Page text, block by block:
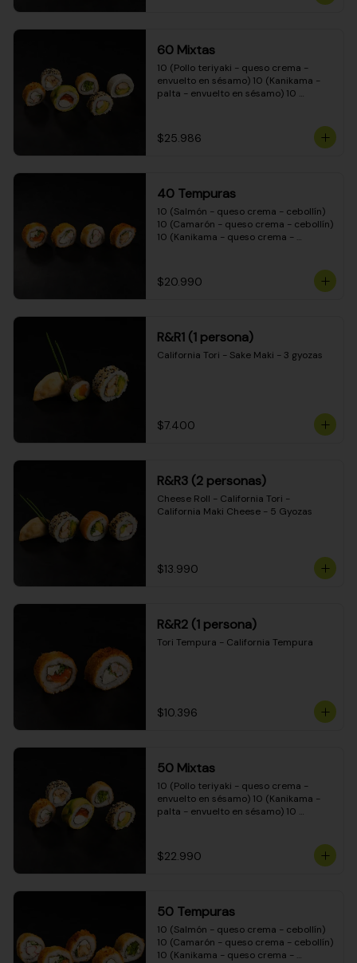
(Pimentón - queso crema - cebollín -
envuelto en masa tempura)
60 Mixtas
10 (Pollo teriyaki - queso crema -
envuelto en sésamo) 10 (Kanikama -
palta - envuelto en sésamo) 10
envuelto en queso crema) 10
(Camarón - queso crema - cebollín -
$25.986
40 Tempuras
10 (Salmón - queso crema - cebollín)
10 (Camarón - queso crema - cebollín)
10 (Kanikama - queso crema -
$20.990
R&R1 (1 persona)
California Tori - Sake Maki - 3 gyozas
$7.400
R&R3 (2 personas)
Cheese Roll - California Tori -
California Maki Cheese - 5 Gyozas
$13.990
R&R2 (1 persona)
Tori Tempura - California Tempura
$10.396
50 Mixtas
10 (Pollo teriyaki - queso crema -
envuelto en sésamo) 10 (Kanikama -
palta - envuelto en sésamo) 10
cebollín - envuelto en masa tempura)
10 (Pimentón - queso crema - cebollín
$22.990
50 Tempuras
10 (Salmón - queso crema - cebollín)
10 (Camarón - queso crema - cebollín)
10 (Kanikama - queso crema -